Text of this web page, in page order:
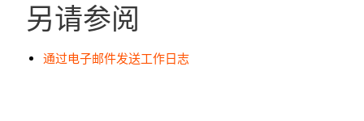
另请参阅
通过电子邮件发送工作日志